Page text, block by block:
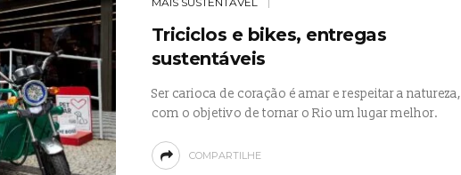
Triciclos e bikes, entregas
sustentáveis
Ser carioca de coração é amar e respeitar a natureza,
com o objetivo de tornar o Rio um lugar melhor.
COMPARTILHE